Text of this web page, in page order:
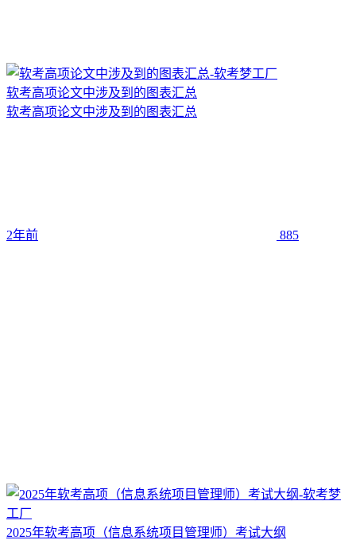
软考高项论文中涉及到的图表汇总
软考高项论文中涉及到的图表汇总
2年前 885
2025年软考高项（信息系统项目管理师）考试大纲